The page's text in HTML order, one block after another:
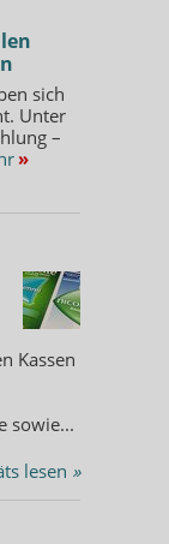
sich
Unter
–
»
Kassen
sowie...
lesen »